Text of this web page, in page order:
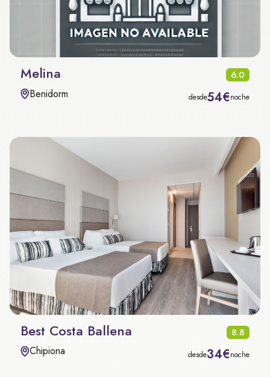
Melina 6.0
Benidorm desde54€noche
Best Costa Ballena 8.8
Chipiona desde34€noche